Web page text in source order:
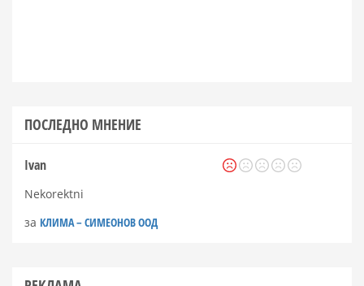
ПОСЛЕДНО МНЕНИЕ
Ivan
Nekorektni
за КЛИМА – СИМЕОНОВ ООД